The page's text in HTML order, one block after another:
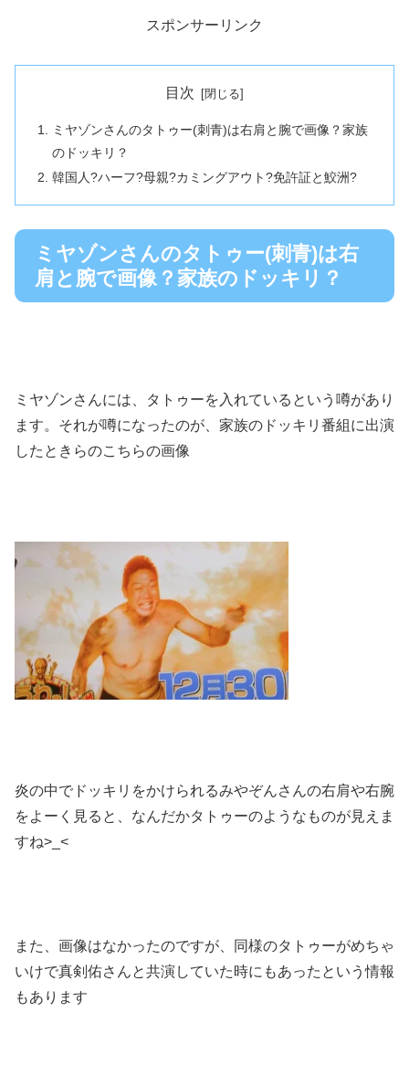
スポンサーリンク
目次
ミヤゾンさんのタトゥー(刺青)は右肩と腕で画像？家族
のドッキリ？
韓国人?ハーフ?母親?カミングアウト?免許証と鮫洲?
ミヤゾンさんのタトゥー(刺青)は右
肩と腕で画像？家族のドッキリ？
ミヤゾンさんには、タトゥーを入れているという噂があり
ます。それが噂になったのが、家族のドッキリ番組に出演
したときらのこちらの画像
炎の中でドッキリをかけられるみやぞんさんの右肩や右腕
をよーく見ると、なんだかタトゥーのようなものが見えま
すね>_<
また、画像はなかったのですが、同様のタトゥーがめちゃ
いけで真剣佑さんと共演していた時にもあったという情報
もあります